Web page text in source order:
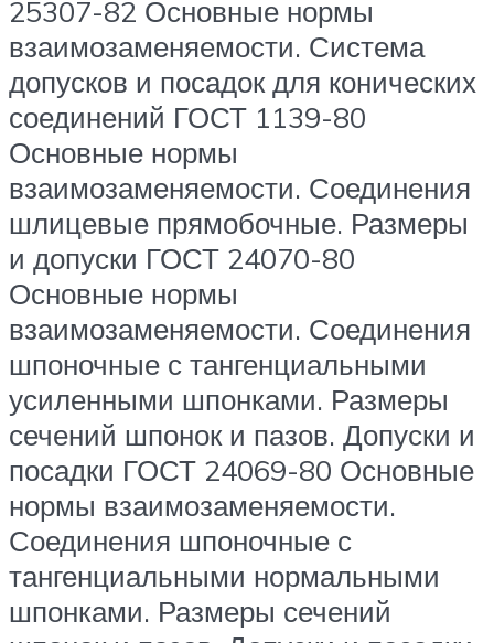
25307-82 Основные нормы
взаимозаменяемости. Система
допусков и посадок для конических
соединений ГОСТ 1139-80
Основные нормы
взаимозаменяемости. Соединения
шлицевые прямобочные. Размеры
и допуски ГОСТ 24070-80
Основные нормы
взаимозаменяемости. Соединения
шпоночные с тангенциальными
усиленными шпонками. Размеры
сечений шпонок и пазов. Допуски и
посадки ГОСТ 24069-80 Основные
нормы взаимозаменяемости.
Соединения шпоночные с
тангенциальными нормальными
шпонками. Размеры сечений